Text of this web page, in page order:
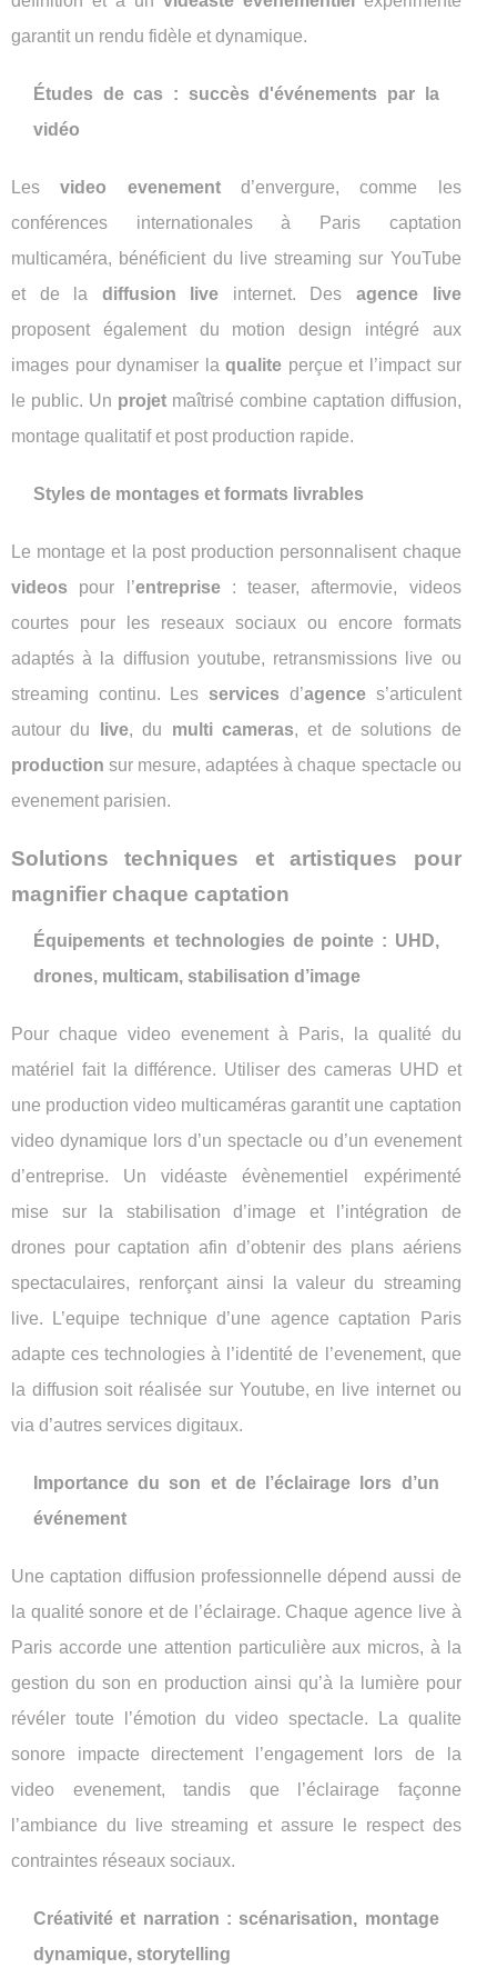
garantit un rendu fidèle et dynamique.
Études de cas : succès d'événements par la
vidéo
Lesvideo evenementd’envergure, comme les
conférences internationales à Paris captation
multicaméra, bénéficient du live streaming sur YouTube
et de la diffusion live internet. Desagence live
proposent également du motion design intégré aux
images pour dynamiser laqualite perçue et l’impact sur
le public. Un projetmaîtrisé combine captation diffusion,
montage qualitatif et post production rapide.
Styles de montages et formats livrables
Le montage et la post production personnalisent chaque
videos pour l’entreprise: teaser, aftermovie, videos
courtes pour les reseaux sociaux ou encore formats
adaptés à la diffusion youtube, retransmissions live ou
streaming continu. Les services d’agences’articulent
autour du
live, du multi cameras, et de solutions de
production sur mesure, adaptées à chaque spectacle ou
evenement parisien.
Solutions techniques et artistiques pour
magnifier chaque captation
Équipements et technologies de pointe : UHD,
drones, multicam, stabilisation d’image
Pour chaque video evenement à Paris, la qualité du
matériel fait la différence. Utiliser des cameras UHD et
une production video multicaméras garantit une captation
video dynamique lors d’un spectacle ou d’un evenement
d’entreprise. Un vidéaste évènementiel expérimenté
mise sur la stabilisation d’image et l’intégration de
drones pour captation afin d’obtenir des plans aériens
spectaculaires, renforçant ainsi la valeur du streaming
live. L’equipe technique d’une agence captation Paris
adapte ces technologies à l’identité de l’evenement, que
la diffusion soit réalisée sur Youtube, en live internet ou
via d’autres services digitaux.
Importance du son et de l’éclairage lors d’un
événement
Une captation diffusion professionnelle dépend aussi de
la qualité sonore et de l’éclairage. Chaque agence live à
Paris accorde une attention particulière aux micros, à la
gestion du son en production ainsi qu’à la lumière pour
révéler toute l’émotion du video spectacle. La qualite
sonore impacte directement l’engagement lors de la
video evenement, tandis que l’éclairage façonne
l’ambiance du live streaming et assure le respect des
contraintes réseaux sociaux.
Créativité et narration : scénarisation, montage
dynamique, storytelling